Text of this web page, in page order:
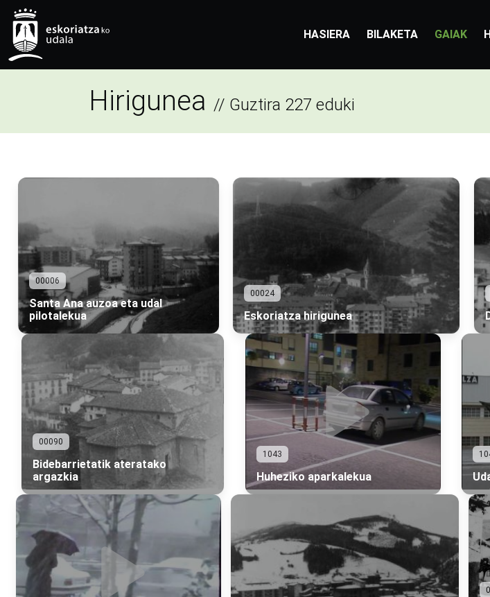
HASIERA BILAKETA GAIAK
Hirigunea // Guztira 227 eduki
00006
Santa Ana auzoa eta udal
pilotalekua
00024
Eskoriatza hirigunea
00090
Bidebarrietatik ateratako
argazkia
1043
Huheziko aparkalekua